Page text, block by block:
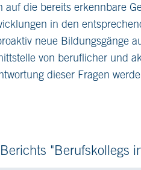
auf die bereits erkennbare
in den
neue Bildungsgänge
von beruflicher und
dieser Fragen
"Berufskollegs